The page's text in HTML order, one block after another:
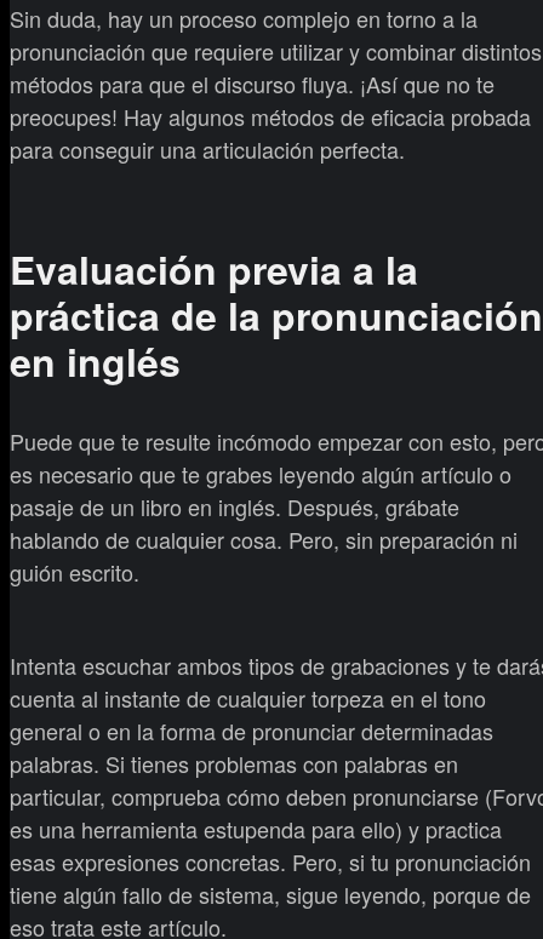
Sin duda, hay un proceso complejo en torno a la
pronunciación que requiere utilizar y combinar distintos
métodos para que el discurso fluya. ¡Así que no te
preocupes! Hay algunos métodos de eficacia probada
para conseguir una articulación perfecta.
Evaluación previa a la
práctica de la pronunciación
en inglés
Puede que te resulte incómodo empezar con esto,
es necesario que te grabes leyendo algún artículo o
pasaje de un libro en inglés. Después, grábate
hablando de cualquier cosa. Pero, sin preparación ni
guión escrito.
Intenta escuchar ambos tipos de grabaciones y te
cuenta al instante de cualquier torpeza en el tono
general o en la forma de pronunciar determinadas
palabras. Si tienes problemas con palabras en
particular, comprueba cómo deben pronunciarse
es una herramienta estupenda para ello) y practica
esas expresiones concretas. Pero, si tu pronunciación
tiene algún fallo de sistema, sigue leyendo, porque de
eso trata este artículo.